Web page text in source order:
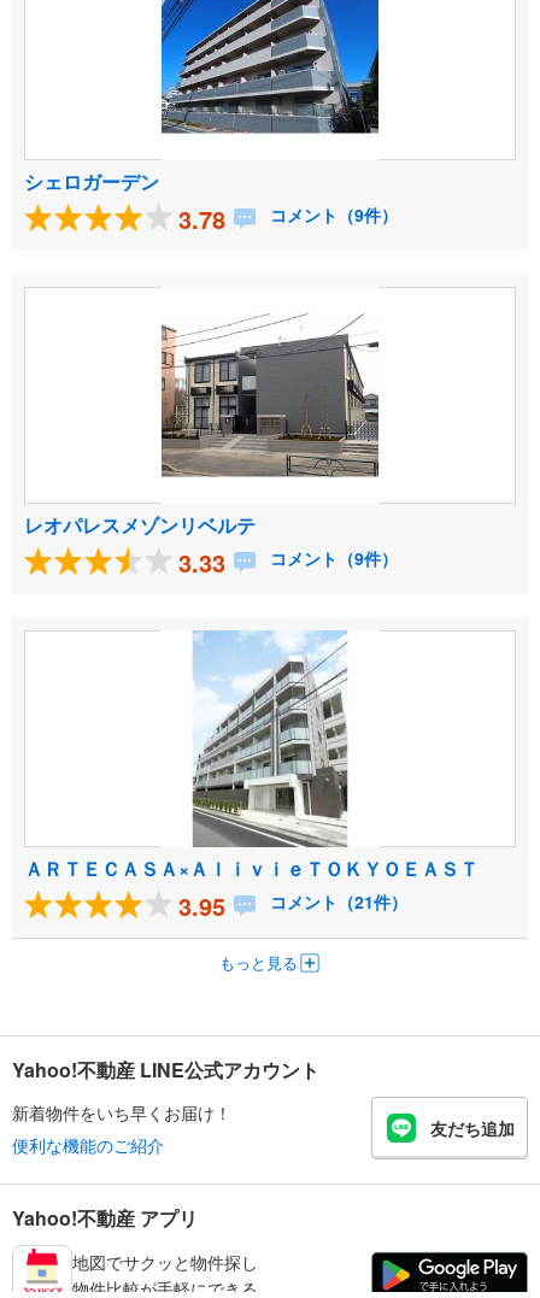
シェロガーデン
3.78 コメント（9件）
レオパレスメゾンリベルテ
3.33 コメント（9件）
ＡＲＴＥＣＡＳＡ×ＡｌｉｖｉｅＴＯＫＹＯＥＡＳＴ
3.95 コメント（21件）
もっと見る
Yahoo!不動産 LINE公式アカウント
新着物件をいち早くお届け！
便利な機能のご紹介
友だち追加
Yahoo!不動産 アプリ
地図でサクッと物件探し
物件比較が手軽にできる